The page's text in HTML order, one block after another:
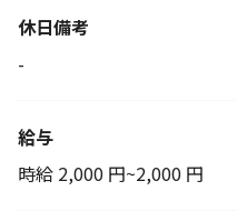
休日備考
-
給与
時給 2,000 円~2,000 円